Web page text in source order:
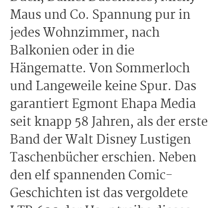
Maus und Co. Spannung pur in
jedes Wohnzimmer, nach
Balkonien oder in die
Hängematte. Von Sommerloch
und Langeweile keine Spur. Das
garantiert Egmont Ehapa Media
seit knapp 58 Jahren, als der erste
Band der Walt Disney Lustigen
Taschenbücher erschien. Neben
den elf spannenden Comic-
Geschichten ist das vergoldete